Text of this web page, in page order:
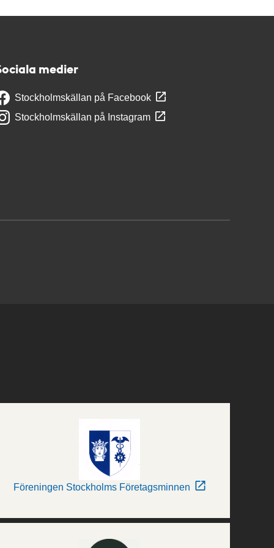
medier
Stockholmskällan på Facebook
Stockholmskällan på Instagram
Föreningen Stockholms Företagsminnen